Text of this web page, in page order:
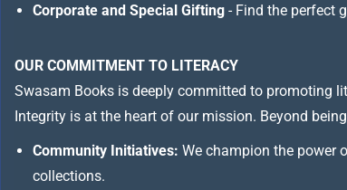
Corporate and Special Gifting - Find the perfect
OUR COMMITMENT TO LITERACY
Swasam Books is deeply committed to promoting
Integrity is at the heart of our mission. Beyond
Community Initiatives: We champion the power
collections.